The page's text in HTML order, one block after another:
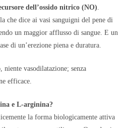
dell’ossido nitrico (NO).
che dice ai vasi sanguigni del pene di
un maggior afflusso di sangue. E un
di un’erezione piena e duratura.
vasodilatazione; senza
efficace.
e L-arginina?
la forma biologicamente attiva